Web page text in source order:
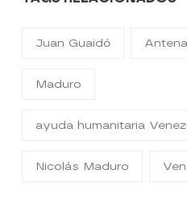
Juan Guaidó
Maduro
ayuda humanitaria
Nicolás Maduro